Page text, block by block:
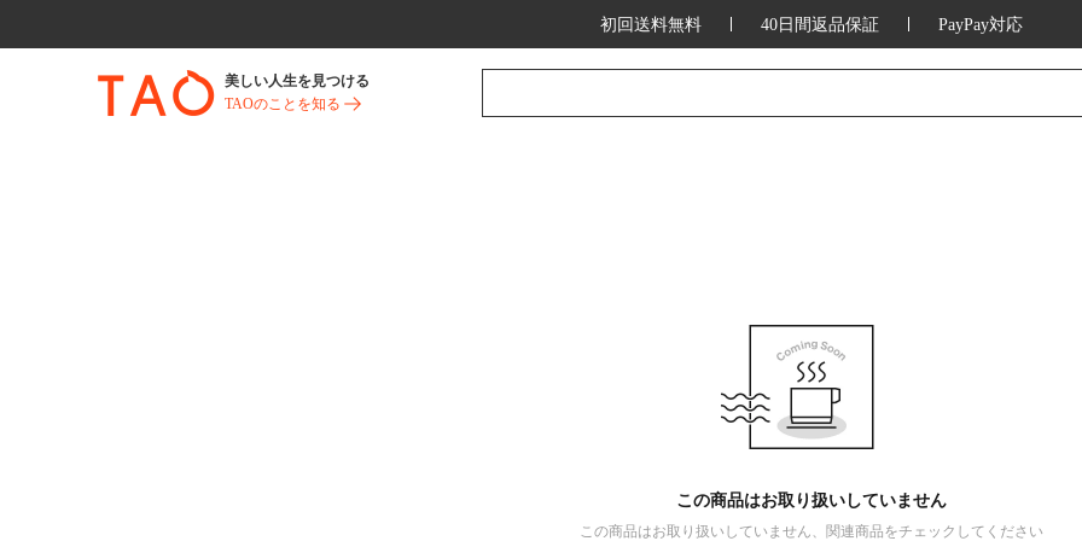
初回送料無料 40日間返品保証 PayPay対応
美しい人生を見つける
TAOのことを知る
この商品はお取り扱いしていません
この商品はお取り扱いしていません、関連商品をチェックしてください